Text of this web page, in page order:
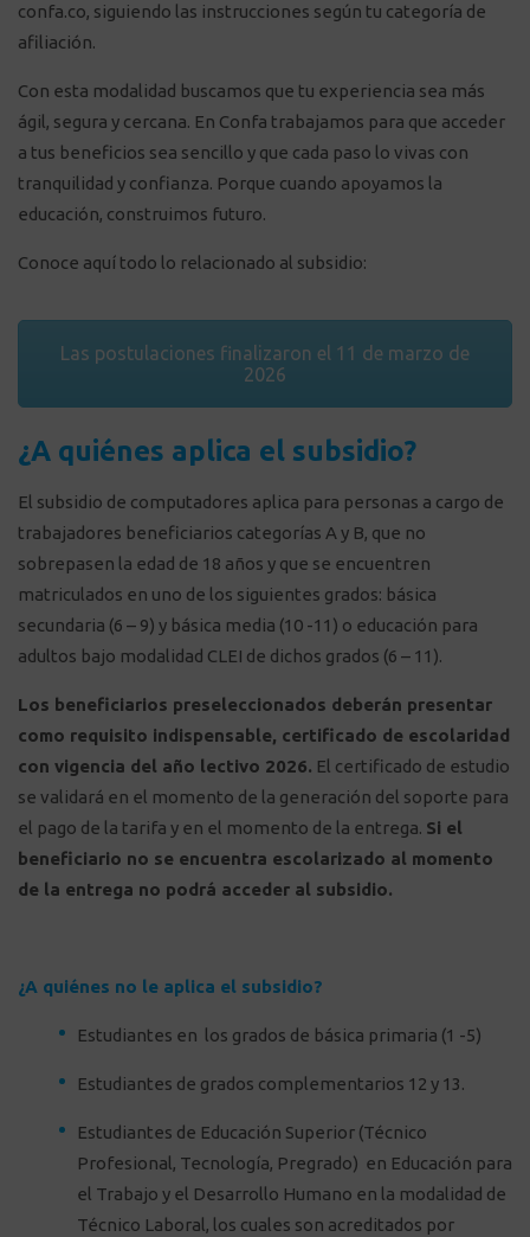
confa.co, siguiendo las instrucciones según tu categoría de
afiliación.
Con esta modalidad buscamos que tu experiencia sea más
ágil, segura y cercana. En Confa trabajamos para que acceder
a tus beneficios sea sencillo y que cada paso lo vivas con
tranquilidad y confianza. Porque cuando apoyamos la
educación, construimos futuro.
Conoce aquí todo lo relacionado al subsidio:
Las postulaciones finalizaron el 11 de marzo de
2026
¿A quiénes aplica el subsidio?
El subsidio de computadores aplica para personas a cargo de
trabajadores beneficiarios categorías A y B, que no
sobrepasen la edad de 18 años y que se encuentren
matriculados en uno de los siguientes grados: básica
secundaria (6 – 9) y básica media (10 -11) o educación para
adultos bajo modalidad CLEI de dichos grados (6 – 11).
Los beneficiarios preseleccionados deberán presentar
como requisito indispensable, certificado de escolaridad
con vigencia del año lectivo 2026. El certificado de estudio
se validará en el momento de la generación del soporte para
el pago de la tarifa y en el momento de la entrega. Si el
beneficiario no se encuentra escolarizado al momento
de la entrega no podrá acceder al subsidio.
¿A quiénes no le aplica el subsidio?
Estudiantes en los grados de básica primaria (1 -5)
Estudiantes de grados complementarios 12 y 13.
Estudiantes de Educación Superior (Técnico
Profesional, Tecnología, Pregrado) en Educación para
el Trabajo y el Desarrollo Humano en la modalidad de
Técnico Laboral, los cuales son acreditados por